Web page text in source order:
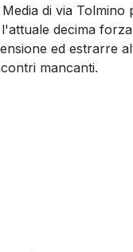
di via
decima
ed estrarre
mancanti.